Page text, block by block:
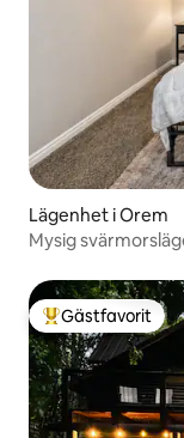
Lägenhet i Orem
Mysig
Populär
Gästfavorit